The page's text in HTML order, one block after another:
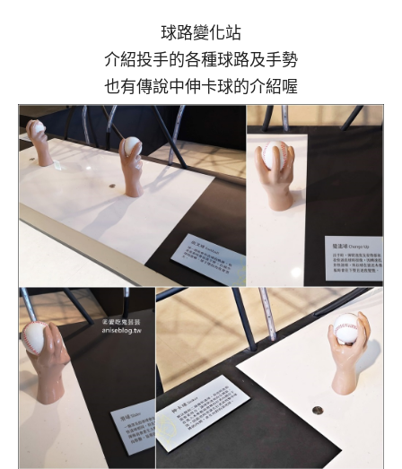
球路變化站
介紹投手的各種球路及手勢
也有傳說中伸卡球的介紹喔